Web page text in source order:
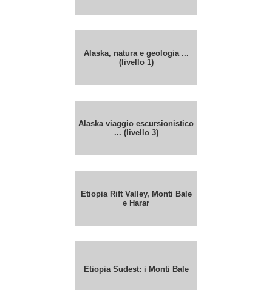
Alaska, natura e geologia ...
(livello 1)
Alaska viaggio escursionistico
... (livello 3)
Etiopia Rift Valley, Monti Bale
e Harar
Etiopia Sudest: i Monti Bale